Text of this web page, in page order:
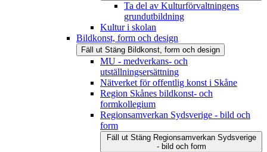
Ta del av Kulturförvaltningens
grundutbildning
Kultur i skolan
Bildkonst, form och design
Fäll ut Stäng Bildkonst, form och design
MU - medverkans- och
utställningsersättning
Nätverket för offentlig konst i Skåne
Region Skånes bildkonst- och
formkollegium
Regionsamverkan Sydsverige - bild och
form
Fäll ut Stäng Regionsamverkan Sydsverige
- bild och form